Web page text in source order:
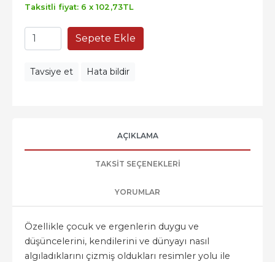
Taksitli fiyat: 6 x 102 ,73TL
Sepete Ekle
Tavsiye et Hata bildir
AÇIKLAMA
TAKSIT SEÇENEKLERI
YORUMLAR
Özellikle çocuk ve ergenlerin duygu ve
düşüncelerini, kendilerini ve dünyayı nasıl
algıladıklarını çizmiş oldukları resimler yolu ile